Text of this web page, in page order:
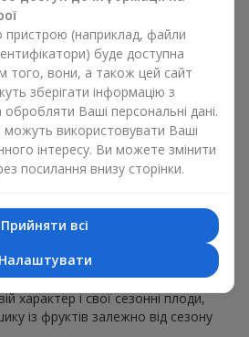
із фруктів на гастрономічний
Flowers.ua завжди дотримуємося
декор. При формуванні
із фруктів використовуються
упаковка смаку, і звісно
елементи.
фруктів може бути оформлений
коробці — завжди зі
виглядає охайно й
фруктові
свят та сезонів
характер і свої сезонні плоди,
із фруктів залежно від сезону
пристрою (наприклад, файли
буде доступна
того, вони, а також цей сайт
зберігати інформацію з
Ваші персональні дані.
можуть використовувати Ваші
інтересу. Ви можете змінити
посилання внизу сторінки.
Прийняти всі
Налаштувати